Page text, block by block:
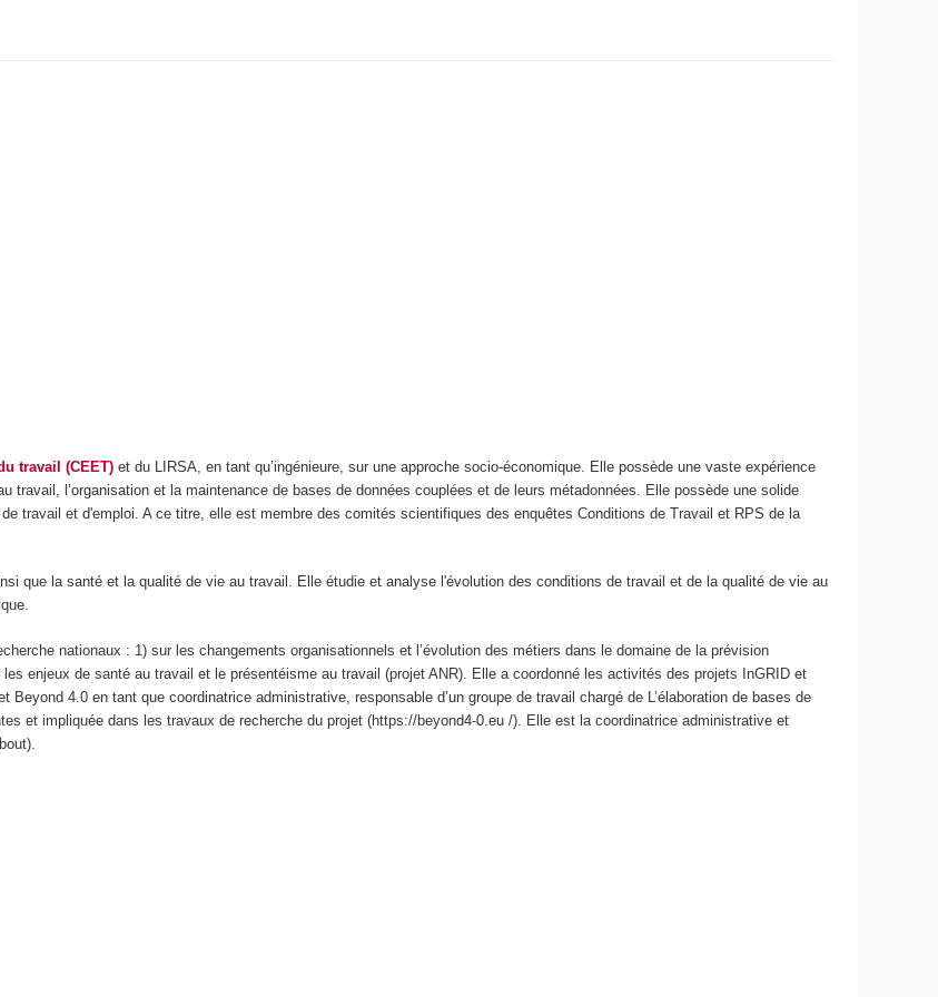
travail (CEET) et du LIRSA, en tant qu’ingénieure, sur une approche socio-économique. Elle possède une vaste expérience
l’organisation et la maintenance de bases de données couplées et de leurs métadonnées. Elle possède une solide
travail et d'emploi. A ce titre, elle est membre des comités scientifiques des enquêtes Conditions de Travail et RPS de la
que la santé et la qualité de vie au travail. Elle étudie et analyse l'évolution des conditions de travail et de la qualité de vie au
nationaux : 1) sur les changements organisationnels et l’évolution des métiers dans le domaine de la prévision
enjeux de santé au travail et le présentéisme au travail (projet ANR). Elle a coordonné les activités des projets InGRID et
4.0 en tant que coordinatrice administrative, responsable d’un groupe de travail chargé de L’élaboration de bases de
et impliquée dans les travaux de recherche du projet (https://beyond4-0.eu /). Elle est la coordinatrice administrative et